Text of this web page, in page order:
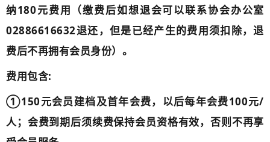
纳180元费用（缴费后如想退会可以联系协会办公室
02886616632退还，但是已经产生的费用须扣除，退
费后不再拥有会员身份）。
费用包含:
①150元会员建档及首年会费，以后每年会费100元/
人；会费到期后须续费保持会员资格有效，否则不再享